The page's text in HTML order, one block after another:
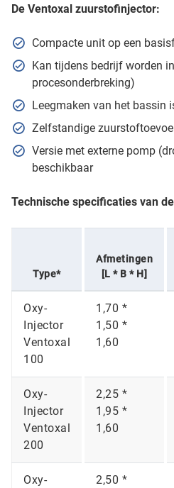
De Ventoxal zuurstofinjector:
Compacte unit op een
Kan tijdens bedrijf worden
procesonderbreking)
Leegmaken van het bassin
Zelfstandige
Versie met externe pomp
beschikbaar
Technische specificaties van
Type*
Afmetingen
[L * B * H]
Oxy-
Injector
Ventoxal
100
1,70 *
1,50 *
1,60
Oxy-
Injector
Ventoxal
200
2,25 *
1,95 *
1,60
Oxy-
2,50 *